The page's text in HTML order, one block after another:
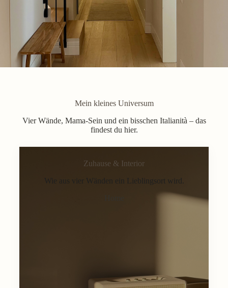
Mein kleines Universum
Vier Wände, Mama-Sein und ein bisschen Italianità – das
findest du hier.
Zuhause & Interior
Wie aus vier Wänden ein Lieblingsort wird.